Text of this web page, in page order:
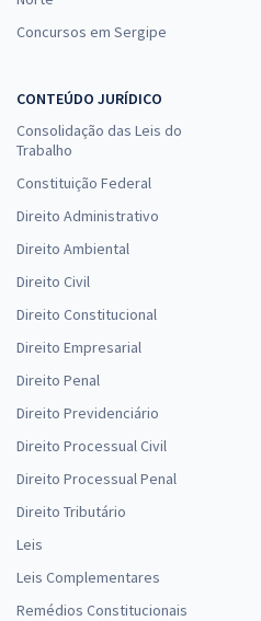
Concursos em Sergipe
CONTEÚDO JURÍDICO
Consolidação das Leis do
Trabalho
Constituição Federal
Direito Administrativo
Direito Ambiental
Direito Civil
Direito Constitucional
Direito Empresarial
Direito Penal
Direito Previdenciário
Direito Processual Civil
Direito Processual Penal
Direito Tributário
Leis
Leis Complementares
Remédios Constitucionais